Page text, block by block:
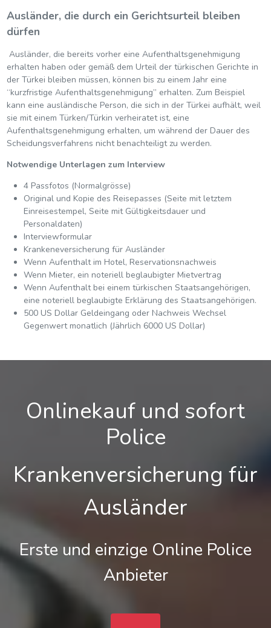
Ausländer, die durch ein Gerichtsurteil bleiben
dürfen
Ausländer, die bereits vorher eine Aufenthaltsgenehmigung
erhalten haben oder gemäß dem Urteil der türkischen Gerichte in
der Türkei bleiben müssen, können bis zu einem Jahr eine
“kurzfristige Aufenthaltsgenehmigung” erhalten. Zum Beispiel
kann eine ausländische Person, die sich in der Türkei aufhält, weil
sie mit einem Türken/Türkin verheiratet ist, eine
Aufenthaltsgenehmigung erhalten, um während der Dauer des
Scheidungsverfahrens nicht benachteiligt zu werden.
Notwendige Unterlagen zum Interview
4 Passfotos (Normalgrösse)
Original und Kopie des Reisepasses (Seite mit letztem
Einreisestempel, Seite mit Gültigkeitsdauer und
Personaldaten)
Interviewformular
Krankeneversicherung für Ausländer
Wenn Aufenthalt im Hotel, Reservationsnachweis
Wenn Mieter, ein noteriell beglaubigter Mietvertrag
Wenn Aufenthalt bei einem türkischen Staatsangehörigen,
eine noteriell beglaubigte Erklärung des Staatsangehörigen.
500 US Dollar Geldeingang oder Nachweis Wechsel
Gegenwert monatlich (Jährlich 6000 US Dollar)
Onlinekauf und sofort
Police
Krankenversicherung für
Ausländer
Erste und einzige Online Police
Anbieter